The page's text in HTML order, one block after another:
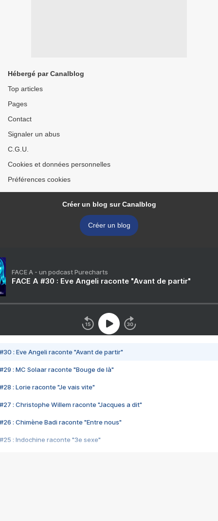
Hébergé par Canalblog
Top articles
Pages
Contact
Signaler un abus
C.G.U.
Cookies et données personnelles
Préférences cookies
Créer un blog sur Canalblog
Créer un blog
FACE A - un podcast Purecharts
FACE A #30 : Eve Angeli raconte "Avant de partir"
#30 : Eve Angeli raconte "Avant de partir"
#29 : MC Solaar raconte "Bouge de là"
#28 : Lorie raconte "Je vais vite"
#27 : Christophe Willem raconte "Jacques a dit"
#26 : Chimène Badi raconte "Entre nous"
#25 : Indochine raconte "3e sexe"